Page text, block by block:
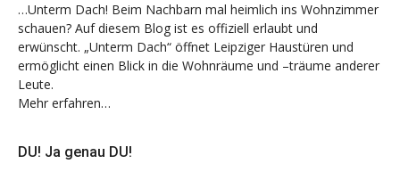
…Unterm Dach! Beim Nachbarn mal heimlich ins Wohnzimmer
schauen? Auf diesem Blog ist es offiziell erlaubt und
erwünscht. „Unterm Dach“ öffnet Leipziger Haustüren und
ermöglicht einen Blick in die Wohnräume und –träume anderer
Leute.
Mehr erfahren…
DU! Ja genau DU!